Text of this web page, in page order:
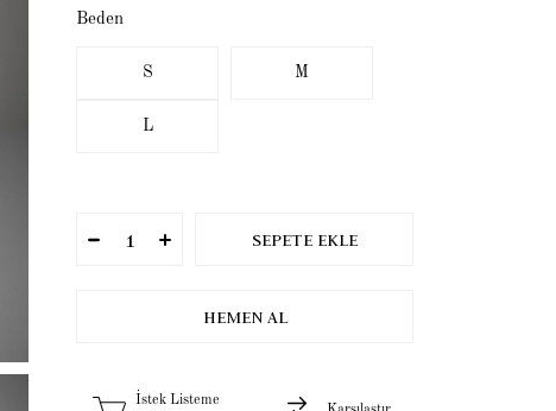
Beden
S M
L
İstek Listeme